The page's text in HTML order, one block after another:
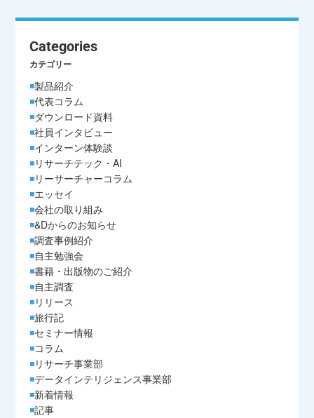
Categories
カテゴリー
製品紹介
代表コラム
ダウンロード資料
社員インタビュー
インターン体験談
リサーチテック・AI
リーサーチャーコラム
エッセイ
会社の取り組み
&Dからのお知らせ
調査事例紹介
自主勉強会
書籍・出版物のご紹介
自主調査
リリース
旅行記
セミナー情報
コラム
リサーチ事業部
データインテリジェンス事業部
新着情報
記事